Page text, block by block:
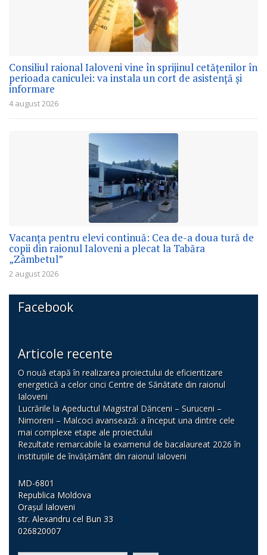
Consiliul raional Ialoveni vine în sprijinul cetățenilor în
perioada caniculei: va instala un cort de asistență și
informare
4 august 2026
Vacanța pentru elevi continuă: Cea de-a doua tură de
copii din raionul Ialoveni a plecat la Tabăra
„Zâmbetul”
2 august 2026
Facebook
Articole recente
O nouă etapă în realizarea proiectului de eficientizare
energetică a celor cinci Centre de Sănătate din raionul
Ialoveni
Lucrările la Apeductul Magistral Dănceni – Suruceni –
Nimoreni – Malcoci avansează: a început una dintre cele
mai complexe etape ale proiectului
Rezultate remarcabile la examenul de bacalaureat 2026 în
instituțiile de învățământ din raionul Ialoveni
MD-6801
Republica Moldova
Orașul Ialoveni
str. Alexandru cel Bun 33
026820007